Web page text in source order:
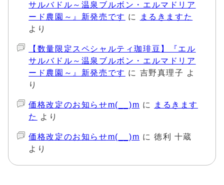
サルバドル～温泉ブルボン・エルマドリア
ード農園～』新発売です に
まるきますた
より
【数量限定スペシャルティ珈琲豆】『エル
サルバドル～温泉ブルボン・エルマドリア
ード農園～』新発売です に 吉野真理子 よ
り
価格改定のお知らせm(__)m に
まるきます
た
より
価格改定のお知らせm(__)m に徳利 十蔵
より